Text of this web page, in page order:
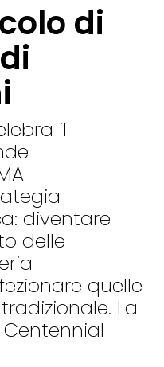
di
il
diventare
delle
quelle
La